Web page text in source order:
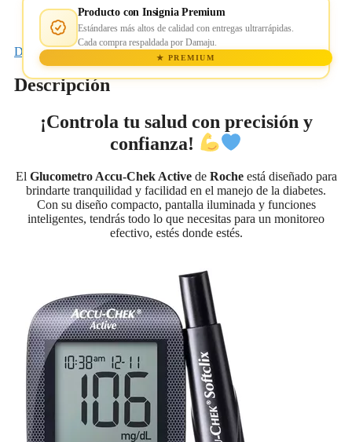
Producto con Insignia Premium
Estándares más altos de calidad con entregas ultrarrápidas.
Cada compra respaldada por Damaju.
★ PREMIUM
Descripción
Descripción
¡Controla tu salud con precisión y
confianza!
El Glucometro Accu-Chek Activede Rocheestá diseñado para
brindarte tranquilidad y facilidad en el manejo de la diabetes.
Con su diseño compacto, pantalla iluminada y funciones
inteligentes, tendrás todo lo que necesitas para un monitoreo
efectivo, estés donde estés.